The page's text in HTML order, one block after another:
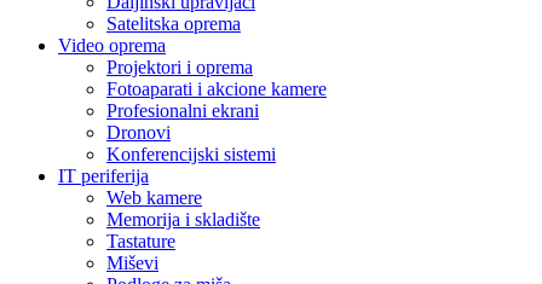
Satelitska oprema
Video oprema
Projektori i oprema
Fotoaparati i akcione kamere
Profesionalni ekrani
Dronovi
Konferencijski sistemi
IT periferija
Web kamere
Memorija i skladište
Tastature
Miševi